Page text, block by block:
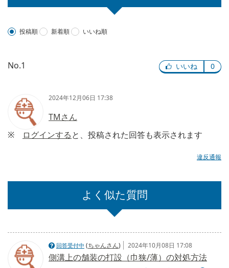
投稿順 新着順 いいね順
No.1 いいね 0
2024年12月06日 17:38
TMさん
※
ログインすると、投稿された回答も表示されます
違反通報
よく似た質問
回答受付中 (ちゃんさん) 2024年10月08日 17:08
側溝上の舗装の打設（巾狭/薄）の対処方法